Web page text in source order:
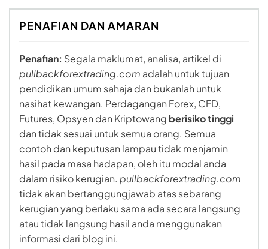
PENAFIAN DAN AMARAN
Penafian: Segala maklumat, analisa, artikel di
pullbackforextrading.com adalah untuk tujuan
pendidikan umum sahaja dan bukanlah untuk
nasihat kewangan. Perdagangan Forex, CFD,
Futures, Opsyen dan Kriptowang berisiko tinggi
dan tidak sesuai untuk semua orang. Semua
contoh dan keputusan lampau tidak menjamin
hasil pada masa hadapan, oleh itu modal anda
dalam risiko kerugian. pullbackforextrading.com
tidak akan bertanggungjawab atas sebarang
kerugian yang berlaku sama ada secara langsung
atau tidak langsung hasil anda menggunakan
informasi dari blog ini.